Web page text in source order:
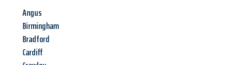
Angus
Birmingham
Bradford
Cardiff